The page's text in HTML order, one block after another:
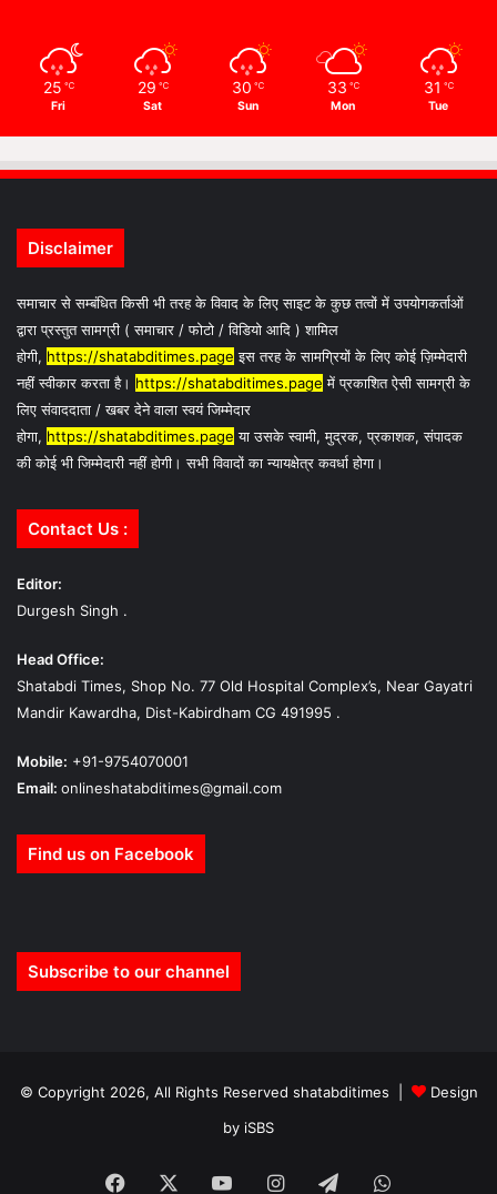
25 ℃
Fri
29 ℃
Sat
30 ℃
Sun
33 ℃
Mon
31 ℃
Tue
Disclaimer
समाचार से सम्बंधित किसी भी तरह के विवाद के लिए साइट के कुछ तत्वों में उपयोगकर्ताओं
द्वारा प्रस्तुत सामग्री ( समाचार / फोटो / विडियो आदि ) शामिल
होगी, https://shatabditimes.page इस तरह के सामग्रियों के लिए कोई ज़िम्मेदारी
नहीं स्वीकार करता है। https://shatabditimes.page में प्रकाशित ऐसी सामग्री के
लिए संवाददाता / खबर देने वाला स्वयं जिम्मेदार
होगा, https://shatabditimes.page या उसके स्वामी, मुद्रक, प्रकाशक, संपादक
की कोई भी जिम्मेदारी नहीं होगी। सभी विवादों का न्यायक्षेत्र कवर्धा होगा।
Contact Us :
Editor:
Durgesh Singh .
Head Office:
Shatabdi Times, Shop No. 77 Old Hospital Complex’s, Near Gayatri
Mandir Kawardha, Dist-Kabirdham CG 491995 .
Mobile: +91-9754070001
Email: onlineshatabditimes@gmail.com
Find us on Facebook
Subscribe to our channel
© Copyright 2026, All Rights Reserved shatabditimes |
Design
by iSBS
Facebook YouTubeInstagramTelegramWhatsApp